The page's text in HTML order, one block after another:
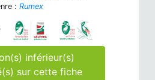
: Rumex
inférieur(s)
agrégé(s) sur cette fiche